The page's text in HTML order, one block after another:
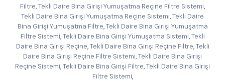
Filtre,Tekli Daire Bina Girişi Yumuşatma Reçine Filtre Sistemi,
Tekli Daire Bina Girişi Yumuşatma Reçine Sistemi,Tekli Daire
Bina Girişi Yumuşatma Filtre, Tekli Daire Bina Girişi Yumuşatma
Filtre Sistemi, Tekli Daire Bina Girişi Yumuşatma Sistemi, Tekli
Daire Bina Girişi Reçine, Tekli Daire Bina Girişi Reçine Filtre, Tekli
Daire Bina Girişi Reçine Filtre Sistemi,Tekli Daire Bina Girişi
Reçine Sistemi,Tekli Daire Bina Girişi Filtre,Tekli Daire Bina Girişi
Filtre Sistemi,